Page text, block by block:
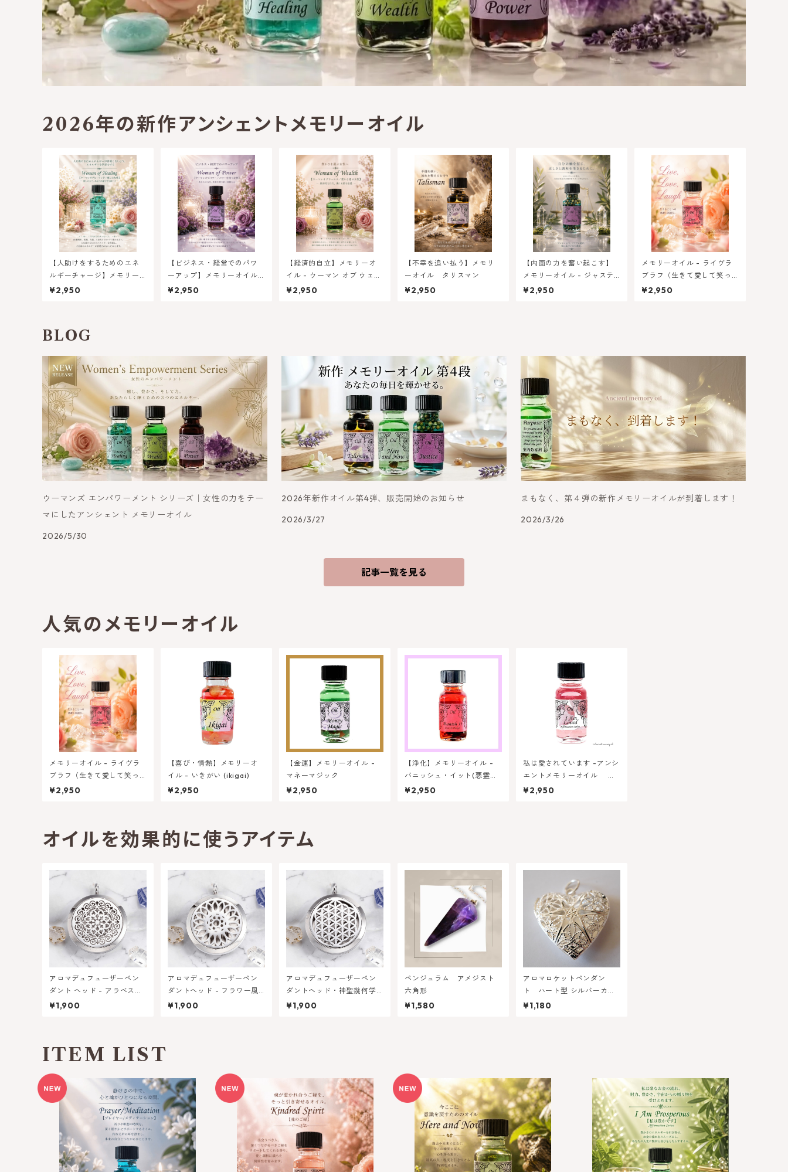
2026年の新作アンシェントメモリーオイル
【人助けをするためのエネ
ルギーチャージ】メモリー
オイル - ウーマンオブヒー
¥2,950
【ビジネス・経営でのパワ
ーアップ】メモリーオイル -
ウーマン オブ パワー(パワー
¥2,950
【経済的自立】メモリーオ
イル - ウーマン オブ ウェル
ス（豊かさ選ぶ女性）
¥2,950
【不幸を追い払う】メモリ
ーオイル タリスマン
¥2,950
【内面の力を奮い起こす】
メモリーオイル - ジャステ
ィス 正義
¥2,950
メモリーオイル - ライヴラ
ブラフ（生きて愛して笑っ
て）★特別限定オイル
¥2,950
BLOG
ウーマンズ エンパワーメント シリーズ｜女性の力をテー
マにしたアンシェント メモリーオイル
2026/5/30
2026年新作オイル第4弾、販売開始のお知らせ
2026/3/27
まもなく、第４弾の新作メモリーオイルが到着します！
2026/3/26
記事一覧を見る
人気のメモリーオイル
メモリーオイル - ライヴラ
ブラフ（生きて愛して笑っ
て）★特別限定オイル
¥2,950
【喜び・情熱】メモリーオ
イル - いきがい (ikigai)
¥2,950
【金運】メモリーオイル -
マネーマジック
¥2,950
【浄化】メモリーオイル -
バニッシュ・イット(悪霊祓
い)
¥2,950
私は愛されています -アンシ
エントメモリーオイル ア
ファメーションシリーズ
¥2,950
オイルを効果的に使うアイテム
アロマデュフューザーペン
ダント ヘッド - アラベスク
風デザイン | メモリーオイル
¥1,900
アロマデュフューザーペン
ダントヘッド - フラワー風
デザイン | メモリーオイルの
¥1,900
アロマデュフューザーペン
ダントヘッド・神聖幾何学
フラワーオブライフ
¥1,900
ペンジュラム アメジスト
六角形
¥1,580
アロマロケットペンダン
ト ハート型 シルバーカラ
ー
¥1,180
ITEM LIST
メモリーオイル｜プレイヤー／メディ
テーション
¥2,950
【魂のご縁のある人を引きつける】キ
ンドレッドスピリット（魂のご縁）
¥2,950
【今ここに集中させる】メモリーオイ
ル - ヒアアンドナウ 今ここに
¥2,950
私は豊かです -アンシエントメモリー
オイル アファメーションシリーズ
¥2,950